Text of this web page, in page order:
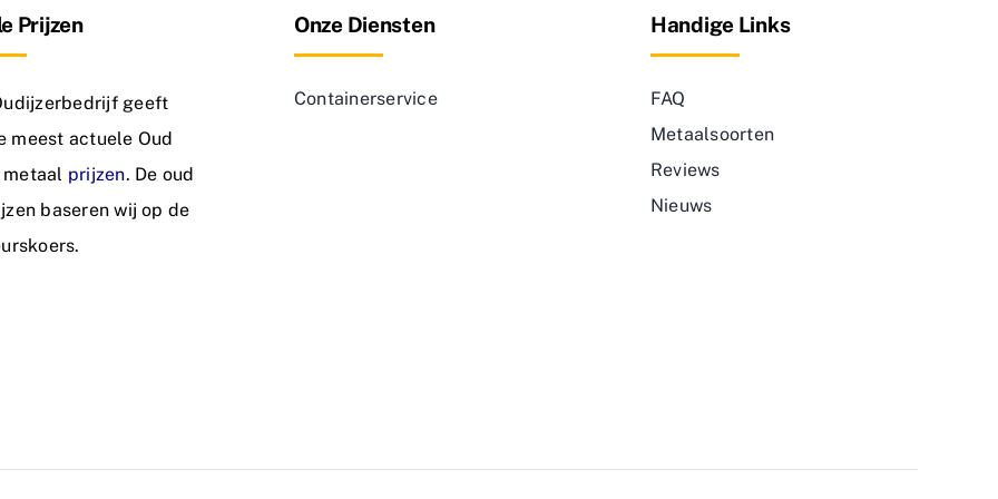
Prijzen
geeft
meest actuele Oud
prijzen. De oud
baseren wij op de
Onze Diensten
Containerservice
Handige Links
FAQ
Metaalsoorten
Reviews
Nieuws